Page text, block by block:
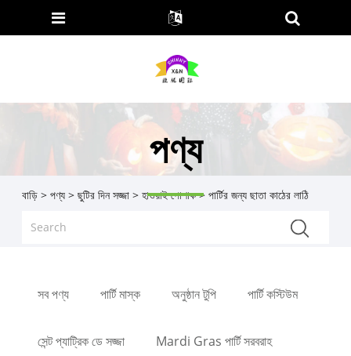
পণ্য
বাড়ি > পণ্য> ছুটির দিন সজ্জা> হাওয়াই পোশাক> পার্টির জন্য ছাতা কাঠের লাঠি
সব পণ্য পার্টি মাস্ক অনুষ্ঠান টুপি পার্টি কস্টিউম
সেন্ট প্যাট্রিক ডে সজ্জা Mardi Gras পার্টি সরবরাহ